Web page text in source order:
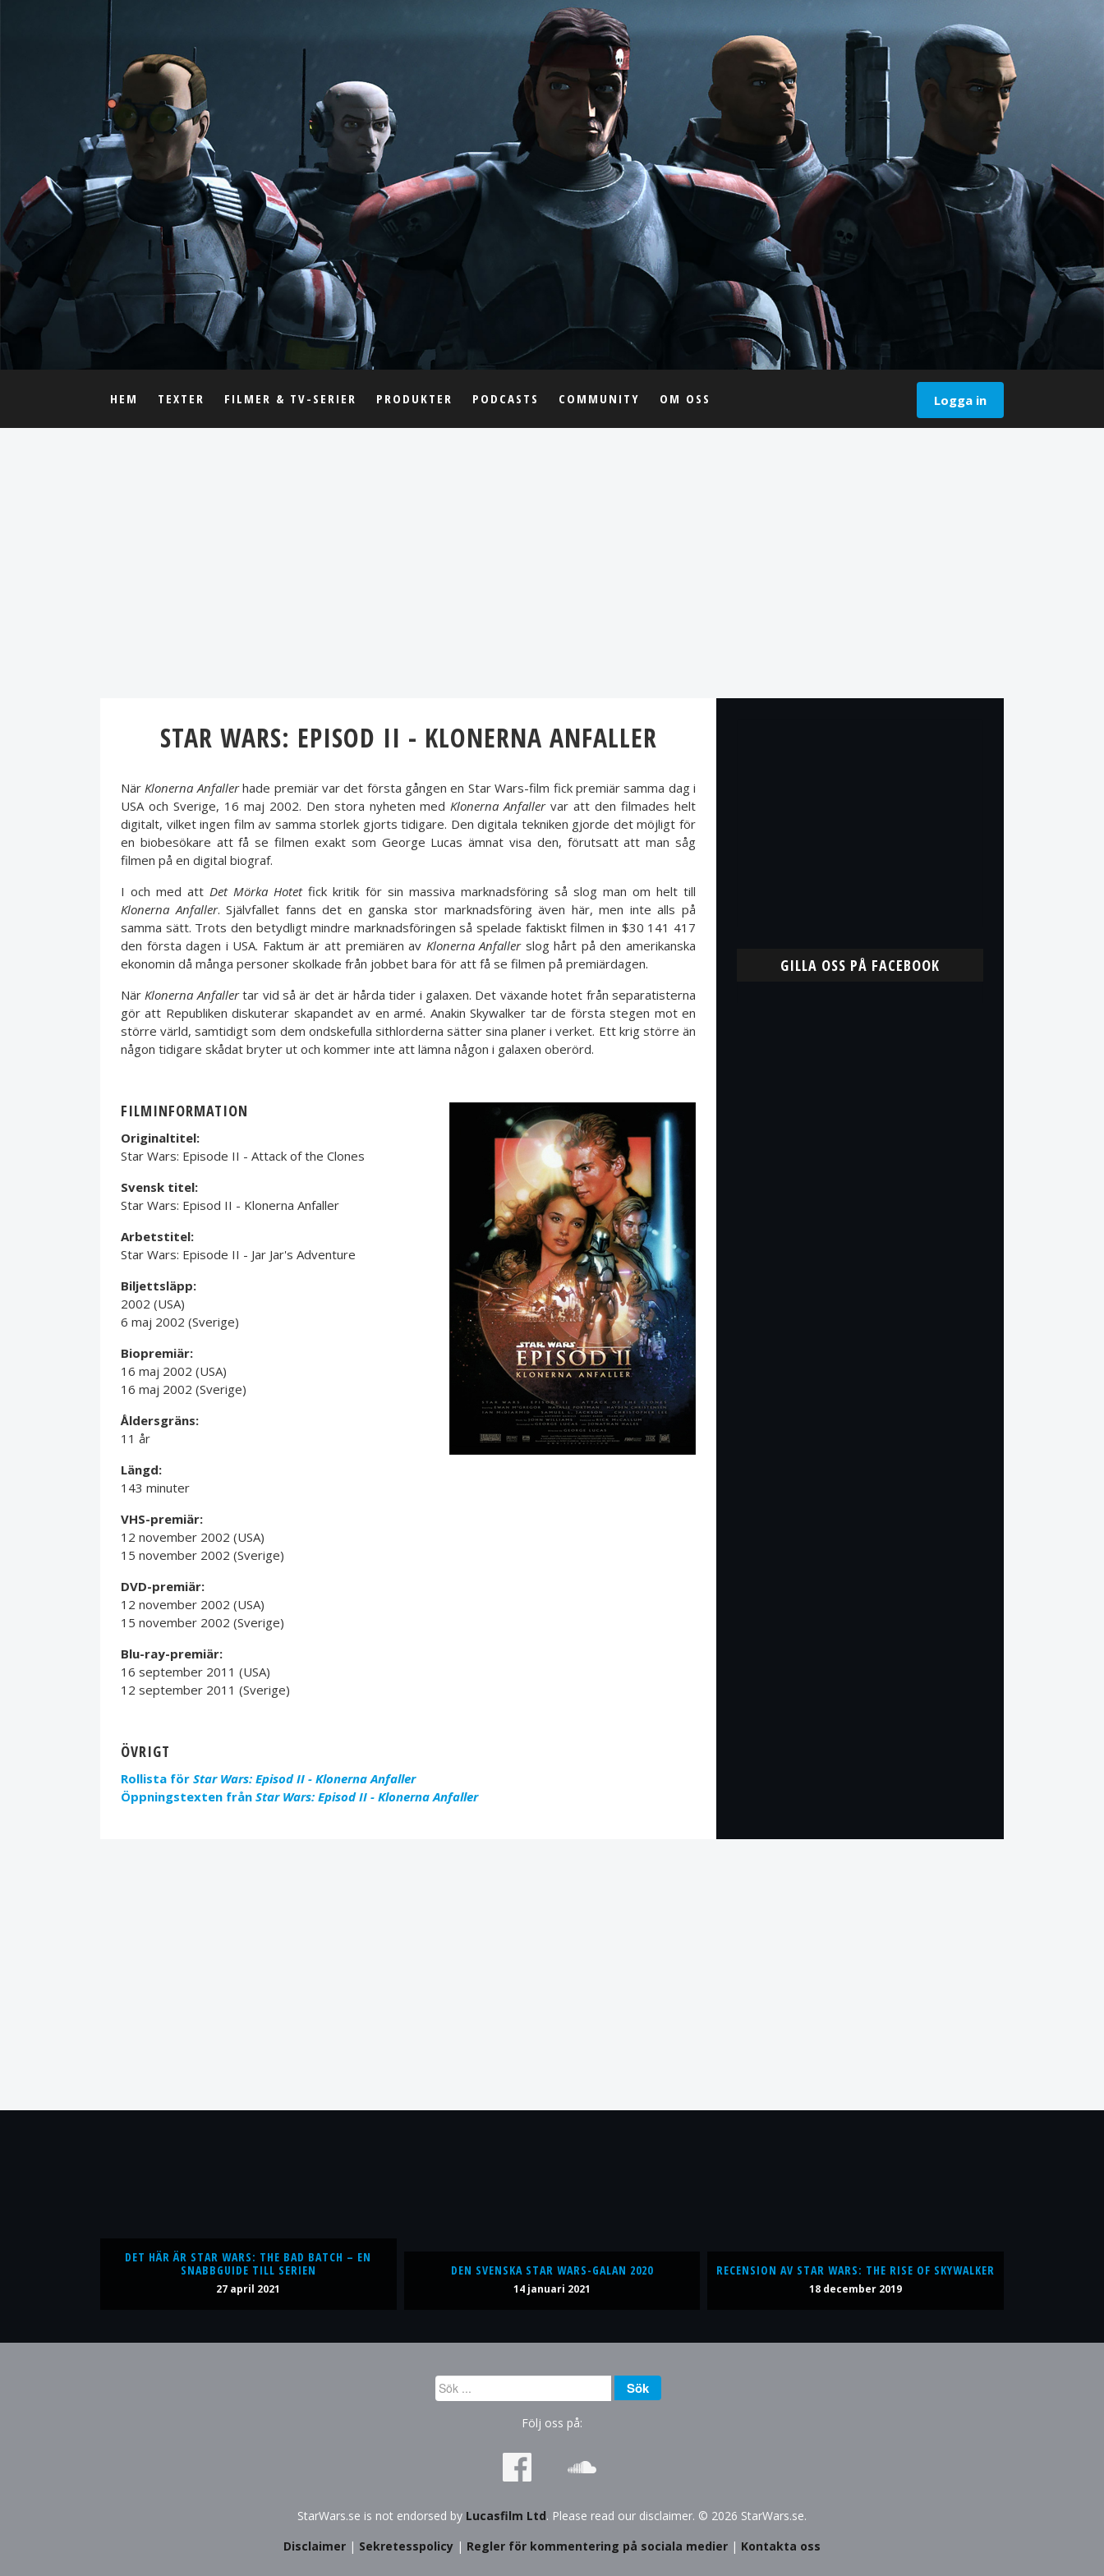
Logga in
HEM TEXTER FILMER & TV-SERIER PRODUKTER PODCASTS COMMUNITY OM OSS
STAR WARS: EPISOD II - KLONERNA ANFALLER
NärKlonerna Anfallerhade premiär var det första gången en Star Wars-film fick premiär samma dag i
USA och Sverige, 16 maj 2002. Den stora nyheten medKlonerna Anfallervar att den filmades helt
digitalt, vilket ingen film av samma storlek gjorts tidigare. Den digitala tekniken gjorde det möjligt för
en biobesökare att få se filmen exakt som George Lucas ämnat visa den, förutsatt att man såg
filmen på en digital biograf.
I och med attDet Mörka Hotetfick kritik för sin massiva marknadsföring så slog man om helt till
Klonerna Anfaller. Självfallet fanns det en ganska stor marknadsföring även här, men inte alls på
samma sätt. Trots den betydligt mindre marknadsföringen så spelade faktiskt filmen in $30 141 417
den första dagen i USA. Faktum är att premiären av Klonerna Anfallerslog hårt på den amerikanska
ekonomin då många personer skolkade från jobbet bara för att få se filmen på premiärdagen.
NärKlonerna Anfallertar vid så är det är hårda tider i galaxen. Det växande hotet från separatisterna
gör att Republiken diskuterar skapandet av en armé. Anakin Skywalker tar de första stegen mot en
större värld, samtidigt som dem ondskefulla sithlorderna sätter sina planer i verket. Ett krig större än
någon tidigare skådat bryter ut och kommer inte att lämna någon i galaxen oberörd.
FILMINFORMATION
Originaltitel:
Star Wars: Episode II - Attack of the Clones
Svensk titel:
Star Wars: Episod II - Klonerna Anfaller
Arbetstitel:
Star Wars: Episode II - Jar Jar's Adventure
Biljettsläpp:
2002 (USA)
6 maj 2002 (Sverige)
Biopremiär:
16 maj 2002 (USA)
16 maj 2002 (Sverige)
Åldersgräns:
11 år
Längd:
143 minuter
VHS-premiär:
12 november 2002 (USA)
15 november 2002 (Sverige)
DVD-premiär:
12 november 2002 (USA)
15 november 2002 (Sverige)
Blu-ray-premiär:
16 september 2011 (USA)
12 september 2011 (Sverige)
ÖVRIGT
Rollista för Star Wars: Episod II - Klonerna Anfaller
Öppningstexten från Star Wars: Episod II - Klonerna Anfaller
GILLA OSS PÅ FACEBOOK
DET HÄR ÄR STAR WARS: THE BAD BATCH – EN
SNABBGUIDE TILL SERIEN
27 april 2021
DEN SVENSKA STAR WARS-GALAN 2020
14 januari 2021
RECENSION AV STAR WARS: THE RISE OF SKYWALKER
18 december 2019
Sök
...
Sök
Följ oss på:
StarWars.se is not endorsed by Lucasfilm Ltd. Please read our disclaimer. © 2026 StarWars.se.
Disclaimer | Sekretesspolicy | Regler för kommentering på sociala medier | Kontakta oss